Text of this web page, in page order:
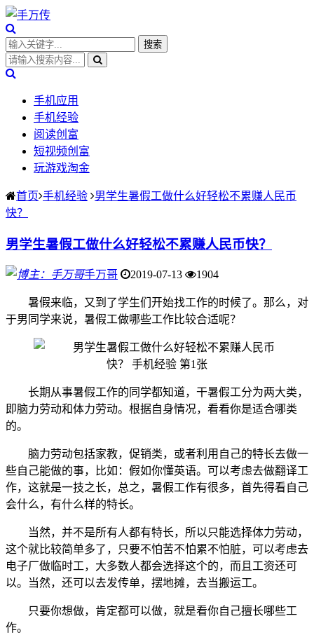
手机应用
手机经验
阅读创富
短视频创富
玩游戏淘金
首页 手机经验
男学生暑假工做什么好轻松不累赚人民币
快？
男学生暑假工做什么好轻松不累赚人民币快？
手万哥 2019-07-13 1904
暑假来临，又到了学生们开始找工作的时候了。那么，对
于男同学来说，暑假工做哪些工作比较合适呢？
长期从事暑假工作的同学都知道，干暑假工分为两大类，
即脑力劳动和体力劳动。根据自身情况，看看你是适合哪类
的。
脑力劳动包括家教，促销类，或者利用自己的特长去做一
些自己能做的事，比如：假如你懂英语。可以考虑去做翻译工
作，这就是一技之长，总之，暑假工作有很多，首先得看自己
会什么，有什么样的特长。
当然，并不是所有人都有特长，所以只能选择体力劳动，
这个就比较简单多了，只要不怕苦不怕累不怕脏，可以考虑去
电子厂做临时工，大多数人都会选择这个的，而且工资还可
以。当然，还可以去发传单，摆地摊，去当搬运工。
只要你想做，肯定都可以做，就是看你自己擅长哪些工
作。